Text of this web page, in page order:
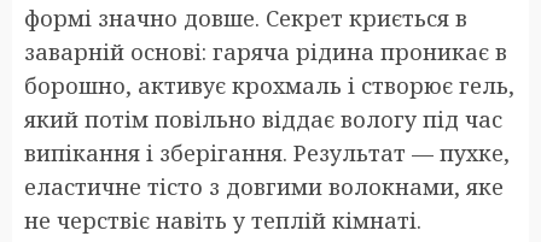
формі значно довше. Секрет криється в
заварній основі: гаряча рідина проникає в
борошно, активує крохмаль і створює гель,
який потім повільно віддає вологу під час
випікання і зберігання. Результат — пухке,
еластичне тісто з довгими волокнами, яке
не черствіє навіть у теплій кімнаті.